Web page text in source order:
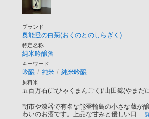
ブランド
奥能登の白菊(おくのとのしらぎく)
特定名称
純米吟醸酒
キーワード
吟醸 / 純米 / 純米吟醸
原料米
五百万石(ごひゃくまんごく)/山田錦(やまだ
朝市や漆器で有名な能登輪島の小さな蔵が
わいのお酒です。上品な甘みと優しい口...